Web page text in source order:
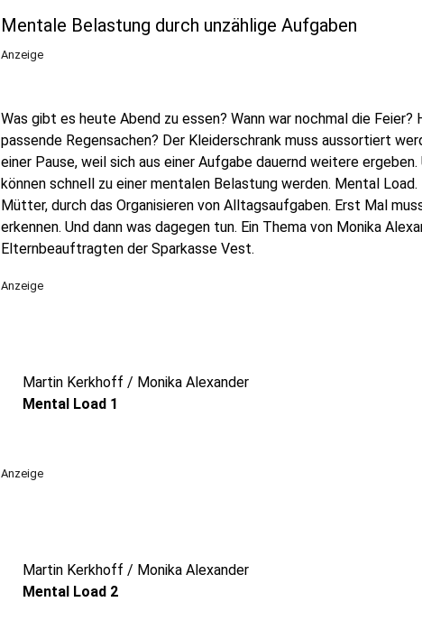
Mentale Belastung durch unzählige Aufgaben
Anzeige
Was gibt es heute Abend zu essen? Wann war nochmal die Feier?
passende Regensachen? Der Kleiderschrank muss aussortiert
einer Pause, weil sich aus einer Aufgabe dauernd weitere
können schnell zu einer mentalen Belastung werden. Mental
Mütter, durch das Organisieren von Alltagsaufgaben. Erst Mal
erkennen. Und dann was dagegen tun. Ein Thema von Monika
Elternbeauftragten der Sparkasse Vest.
Anzeige
Martin Kerkhoff / Monika Alexander
Mental Load 1
Anzeige
Martin Kerkhoff / Monika Alexander
Mental Load 2